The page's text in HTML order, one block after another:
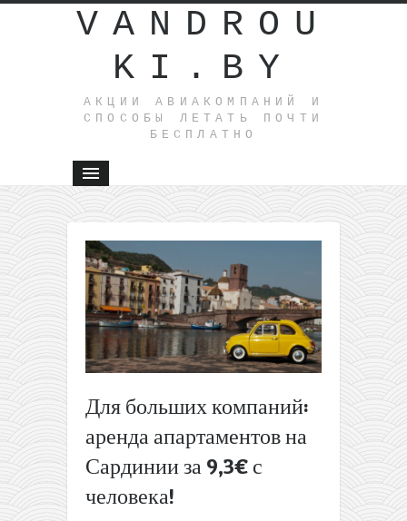
VANDROU
KI.BY
АКЦИИ АВИАКОМПАНИЙ И
СПОСОБЫ ЛЕТАТЬ ПОЧТИ
БЕСПЛАТНО
Для больших компаний:
аренда апартаментов на
Сардинии за 9,3€ с
человека!
Полеты
из
Москвы
в Нью-
Йорк от
260€
обратно
(апрель-
июнь)
Летим искать